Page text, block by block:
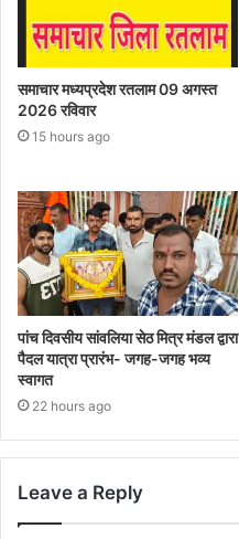
समाचार मध्यप्रदेश रतलाम 09 अगस्त
2026 रविवार
15 hours ago
पांच दिवसीय सांवलिया सेठ मित्र मंडल द्वारा
पैदल यात्रा प्रारंभ- जगह-जगह भव्य
स्वागत
22 hours ago
Leave a Reply